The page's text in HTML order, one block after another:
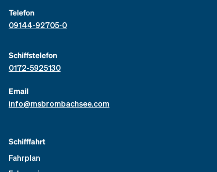
Telefon
09144-92705-0
Schiffstelefon
0172-5925130
Email
info@msbrombachsee.com
Schifffahrt
Fahrplan